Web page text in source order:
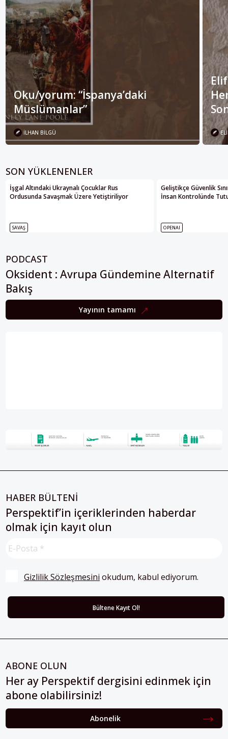
Oku/yorum: “İspanya’daki
Müslümanlar”
İLHAN BILGÜ
SON YÜKLENENLER
İşgal Altındaki Ukraynalı Çocuklar Rus
Ordusunda Savaşmak Üzere Yetiştiriliyor
SAVAŞ
Geliştikçe Güvenlik
İnsan Kontrolünde
OPENAI
PODCAST
Oksident : Avrupa Gündemine Alternatif
Bakış
Yayının tamamı
HABER BÜLTENİ
Perspektif’in içeriklerinden haberdar
olmak için kayıt olun
Gizlilik Sözleşmesini okudum, kabul ediyorum.
ABONE OLUN
Her ay Perspektif dergisini edinmek için
abone olabilirsiniz!
Abonelik